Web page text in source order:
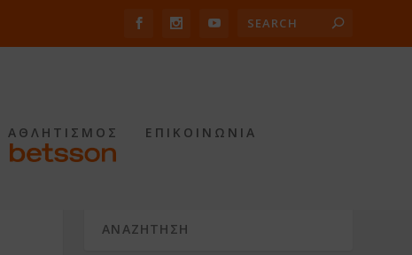
ΑΘΛΗΤΙΣΜΟΣ ΕΠΙΚΟΙΝΩΝΙΑ